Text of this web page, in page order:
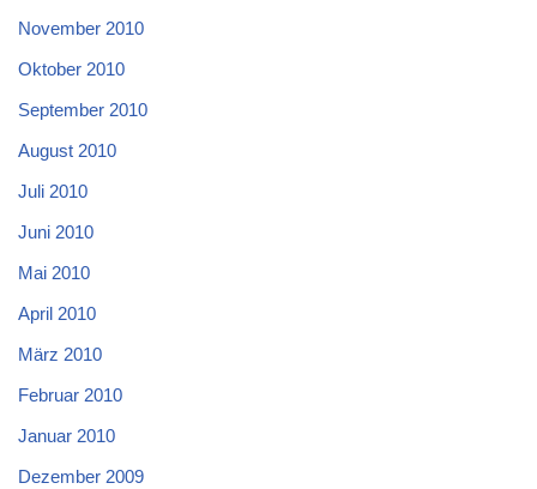
November 2010
Oktober 2010
September 2010
August 2010
Juli 2010
Juni 2010
Mai 2010
April 2010
März 2010
Februar 2010
Januar 2010
Dezember 2009